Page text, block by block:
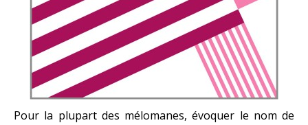
Pour la plupart des mélomanes, évoquer le nom de